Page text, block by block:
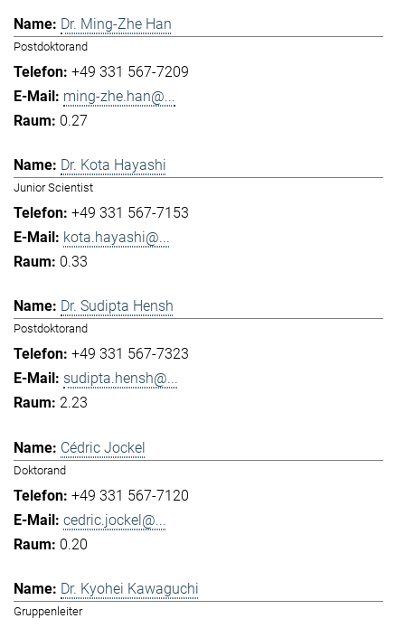
Dr. Ming-Zhe Han
Postdoktorand
+49 331 567-7209
ming-zhe.han@...
0.27
Dr. Kota Hayashi
Junior Scientist
+49 331 567-7153
kota.hayashi@...
0.33
Dr. Sudipta Hensh
Postdoktorand
+49 331 567-7323
sudipta.hensh@...
2.23
Cédric Jockel
Doktorand
+49 331 567-7120
cedric.jockel@...
0.20
Dr. Kyohei Kawaguchi
Gruppenleiter